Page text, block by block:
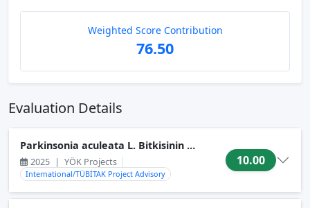
Weighted Score Contribution
76.50
Evaluation Details
Parkinsonia aculeata L. Bitkisinin Bazı Biyolojik Aktivite
2025 | YÖK Projects
International/TÜBİTAK Project Advisory
10.00